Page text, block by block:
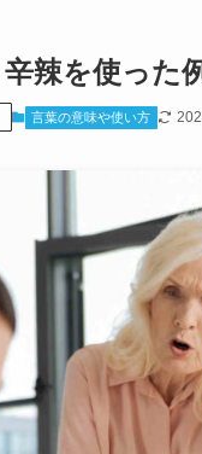
辣を使った
言葉の意味や使い方